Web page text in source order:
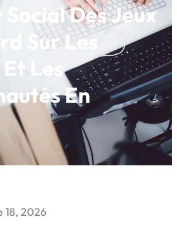
Des Jeux
Sur Les
Les
En
18, 2026